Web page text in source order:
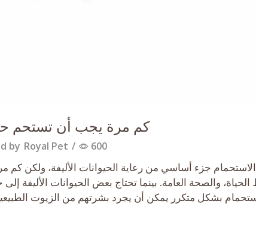
كم مرة يجب أن تستحم
by Royal Pet / 600
الاستحمام جزء أساسي من رعاية الحيوانات الأليفة، ولكن كم
والصحة العامة. بينما تحتاج بعض الحيوانات الأليفة
بشكل متكرر يمكن أن يجرد بشرتهم من الزيوت